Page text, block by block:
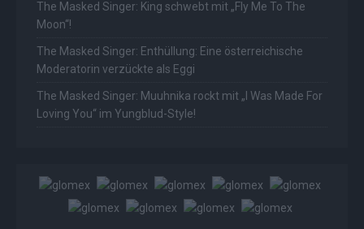
The Masked Singer: King schwebt mit „Fly Me To The
Moon“!
The Masked Singer: Enthüllung: Eine österreichische
Moderatorin verzückte als Eggi
The Masked Singer: Muuhnika rockt mit „I Was Made For
Loving You“ im Yungblud-Style!